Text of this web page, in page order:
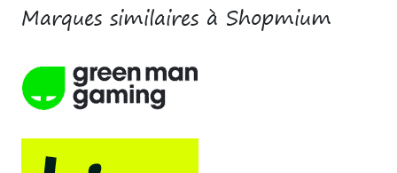
Marques similaires à Shopmium